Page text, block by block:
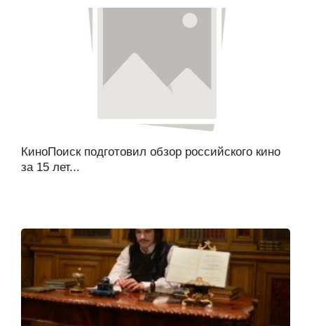
КиноПоиск подготовил обзор российского кино
за 15 лет...